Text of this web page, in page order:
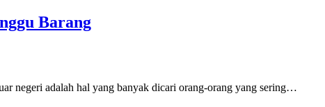
Barang
negeri adalah hal yang banyak dicari orang-orang yang sering…